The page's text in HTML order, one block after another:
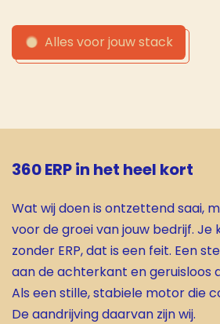
Alles voor jouw stack
360 ERP in het heel kort
Wat wij doen is ontzettend saai,
voor de groei van jouw bedrijf. Je
zonder ERP, dat is een feit. Een
aan de achterkant en geruisloos
Als een stille, stabiele motor die
De aandrijving daarvan zijn wij.